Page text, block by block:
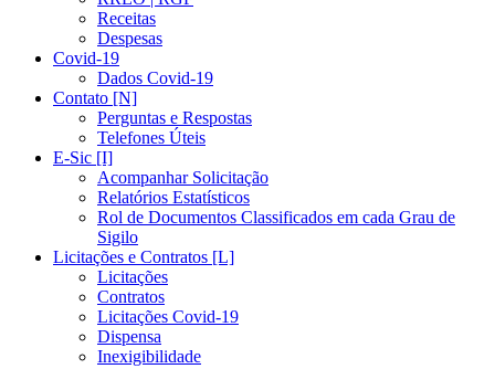
Receitas
Despesas
Covid-19
Dados Covid-19
Contato [N]
Perguntas e Respostas
Telefones Úteis
E-Sic [I]
Acompanhar Solicitação
Relatórios Estatísticos
Rol de Documentos Classificados em cada Grau de
Sigilo
Licitações e Contratos [L]
Licitações
Contratos
Licitações Covid-19
Dispensa
Inexigibilidade